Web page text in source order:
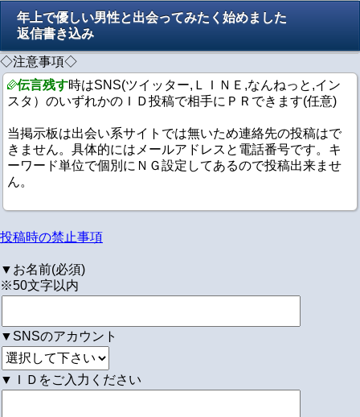
年上で優しい男性と出会ってみたく始めました
返信書き込み
◇注意事項◇
伝言残す時はSNS(ツイッター,ＬＩＮＥ,なんねっと,イン
スタ）のいずれかのＩＤ投稿で相手にＰＲできます(任意)
当掲示板は出会い系サイトでは無いため連絡先の投稿はで
きません。具体的にはメールアドレスと電話番号です。キ
ーワード単位で個別にＮＧ設定してあるので投稿出来ませ
ん。
投稿時の禁止事項
▼お名前(必須)
※50文字以内
▼SNSのアカウント
▼ＩＤをご入力ください